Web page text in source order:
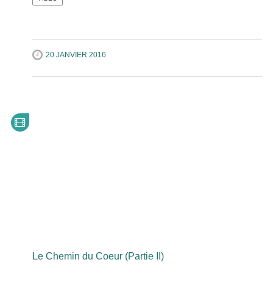
20 JANVIER 2016
Le Chemin du Coeur (Partie II)